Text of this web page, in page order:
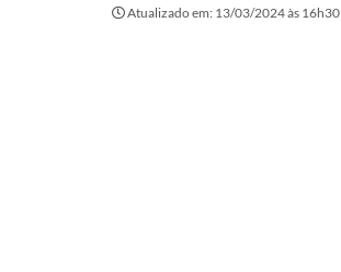
Atualizado em: 13/03/2024 às 16h30